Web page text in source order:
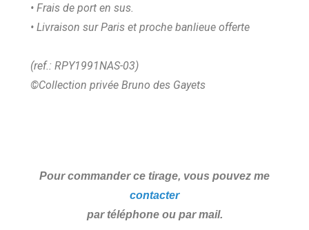
• Frais de port en sus.
• Livraison sur Paris et proche banlieue offerte
(ref.: RPY1991NAS-03)
©Collection privée Bruno des Gayets
Pour commander ce tirage, vous pouvez me
contacter
par téléphone ou par mail.